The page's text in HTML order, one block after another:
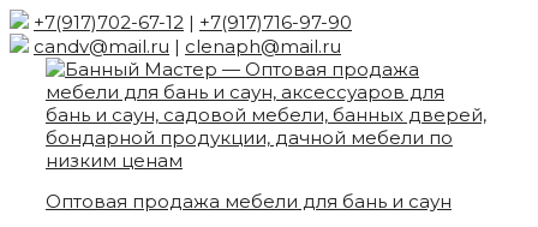
Skip
to
content
+7(917)702-67-12 | +7(917)716-97-90
candv@mail.ru | clenaph@mail.ru
Оптовая продажа мебели для бань и саун